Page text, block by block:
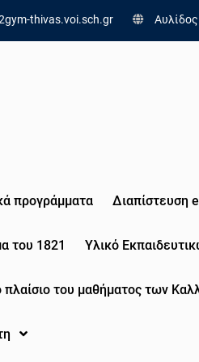
thivas.voi.sch.gr
προγράμματα Διαπίστευση
του 1821 Υλικό
πλαίσιο του μαθήματος των